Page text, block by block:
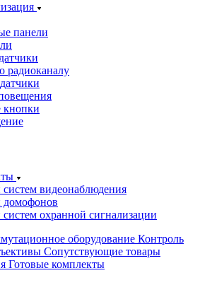
панели
радиоканалу
кнопки
видеонаблюдения
охранной сигнализации
оборудование Контроль
Сопутствующие товары
Готовые комплекты